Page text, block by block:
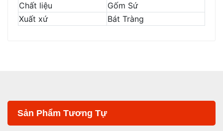
Chất liệu
Gốm Sứ
Xuất xứ
Bát Tràng
Sản Phẩm Tương Tự